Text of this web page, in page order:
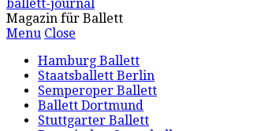
ballett-journal
Magazin für Ballett
Menu Close
Hamburg Ballett
Staatsballett Berlin
Semperoper Ballett
Ballett Dortmund
Stuttgarter Ballett